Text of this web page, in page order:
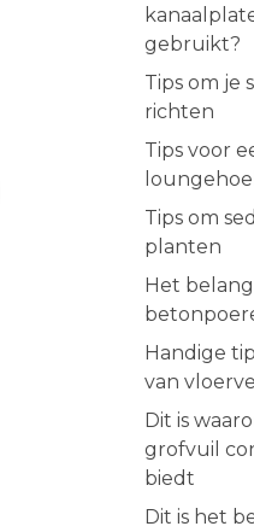
gebruikt?
Tips om je
richten
Tips voor
Tips om
planten
Het
Handige
van
Dit is
grofvuil
biedt
Dit is het